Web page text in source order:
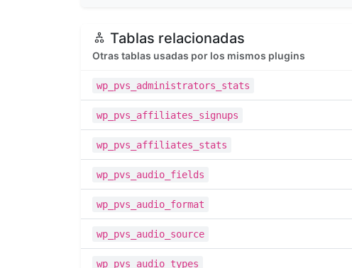
Tablas relacionadas
Otras tablas usadas por los mismos plugins
wp_pvs_administrators_stats
wp_pvs_affiliates_signups
wp_pvs_affiliates_stats
wp_pvs_audio_fields
wp_pvs_audio_format
wp_pvs_audio_source
wp_pvs_audio_types